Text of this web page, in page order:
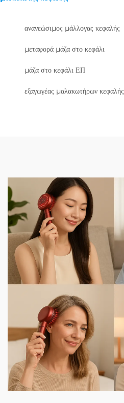
ανανεώσιμος μάλλογας κεφαλής
μεταφορά μάζα στο κεφάλι
μάζα στο κεφάλι ΕΠ
εξαγωγέας μαλακωτήρων κεφαλής